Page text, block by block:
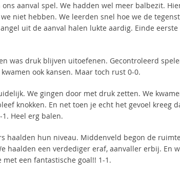
aanval spel. We hadden wel meer balbezit.
niet hebben. We leerden snel hoe we de
uit de aanval halen lukte aardig. Einde
was druk blijven uitoefenen. Gecontroleerd
ook kansen. Maar toch rust 0-0.
We gingen door met druk zetten. We
knokken. En net toen je echt het gevoel kreeg
Heel erg balen.
haalden hun niveau. Middenveld begon de
haalden een verdediger eraf, aanvaller erbij. En
een fantastische goal!! 1-1.